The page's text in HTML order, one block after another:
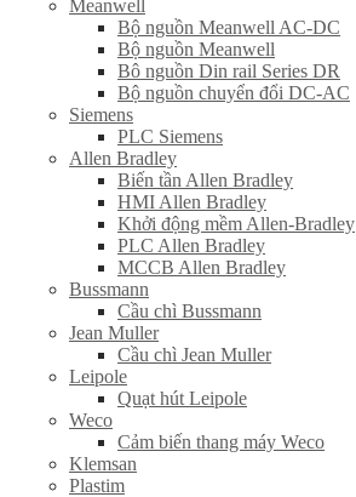
Meanwell
Bộ nguồn Meanwell AC-DC
Bộ nguồn Meanwell
Bô nguồn Din rail Series DR
Bộ nguồn chuyển đổi DC-AC
Siemens
PLC Siemens
Allen Bradley
Biến tần Allen Bradley
HMI Allen Bradley
Khởi động mềm Allen-Bradley
PLC Allen Bradley
MCCB Allen Bradley
Bussmann
Cầu chì Bussmann
Jean Muller
Cầu chì Jean Muller
Leipole
Quạt hút Leipole
Weco
Cảm biến thang máy Weco
Klemsan
Plastim